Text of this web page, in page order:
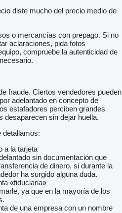
diste mucho del precio medio de
o mercancías con prepago. Si no
aclaraciones, pida fotos
compruebe la autenticidad de
fraude. Ciertos vendedores pueden
adelantado en concepto de
estafadores perciben grandes
desaparecen sin dejar huella.
detallamos:
a la tarjeta
sin documentación que
de dinero, si durante la
ha surgido alguna duda.
«fiduciaria»
ya que en la mayoría de los
de una empresa con un nombre